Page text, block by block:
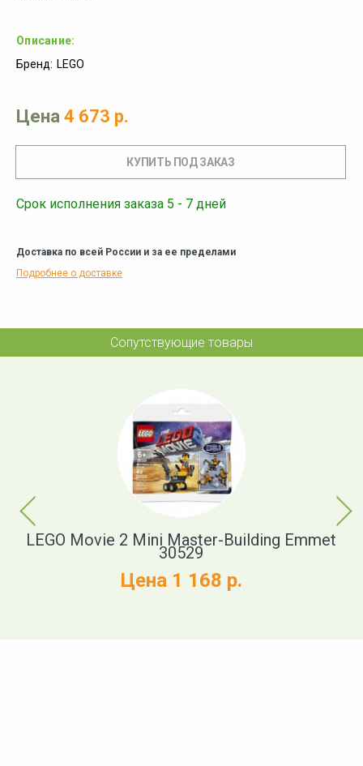
Описание:
Бренд: LEGO
Цена 4 673 р.
Срок исполнения заказа 5 - 7 дней
Доставка по всей России и за ее пределами
Подробнее о доставке
Сопутствующие товары
Previous
LEGO Movie 2 Mini Master-Building Emmet
30529
Цена 1 168 р.
Next